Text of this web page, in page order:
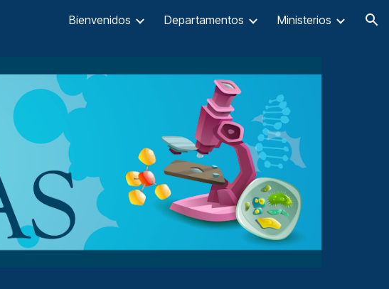
Skip to navigationBienvenidos Departamentos Ministerios